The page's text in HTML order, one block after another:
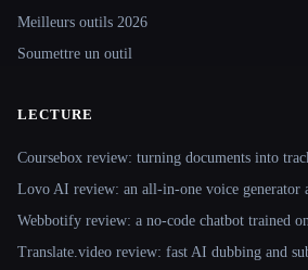
Meilleurs outils 2026
Soumettre un outil
LECTURE
Coursebox review: turning documents into
Lovo AI review: an all-in-one voice generator
Webbotify review: a no-code chatbot trained
Translate.video review: fast AI dubbing and